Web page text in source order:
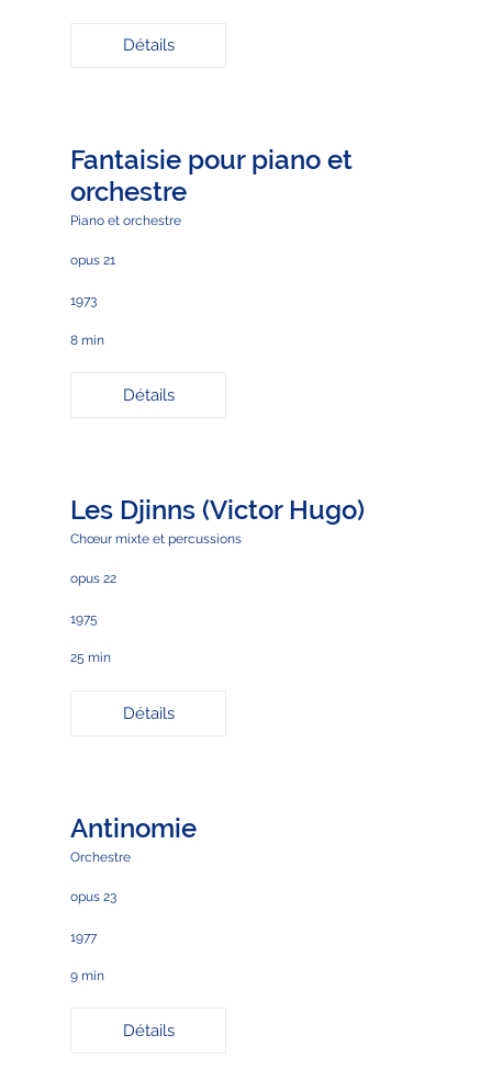
Détails
Fantaisie pour piano et
orchestre
Piano et orchestre
opus 21
1973
8 min
Détails
Les Djinns (Victor Hugo)
Chœur mixte et percussions
opus 22
1975
25 min
Détails
Antinomie
Orchestre
opus 23
1977
9 min
Détails